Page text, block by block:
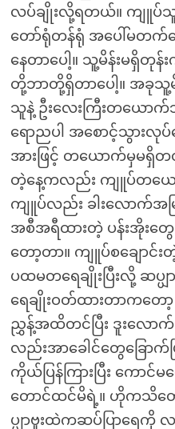
လပ်ချိုးလို့ရတယ်။ ကျူပ်
တော်ရုံတန်ရုံ အပေါ်မတက်
နေတာပေါ့။ သူ့မိန်းမရှိ
တို့ဘာတို့ရှိတာပေါ့။ အခုသူ့မိ
သူနဲ့ ဦးလေးကြီးတယော
ရောညပါ အစောင့်သွားလု
အားဖြင့် တယောက်မှမရှိတ
တဲ့နေ့ကလည်း ကျူပ်တယေ
ကျူပ်လည်း ခါးလောက်အမြ
အစီအရီထားတဲ့ ပန်းအိုးတွေ
တော့တာ။ ကျူပ်စချောင်
ပထမတရေချိုးပြီးလို့ ဆပ္ပ
ရေချိုးဝတ်ထားတာကတ
ညွှန့်အထိတင်ပြီး ဒူးလော
လည်းအာခေါင်တွေခြော
ကိုယ်ပြန်ကြားပြီး ကောင်မ
တောင်ထင်မိရဲ့။ ဟိုကသိတ
ပ္ပျာဗူးထဲကဆပ်ပြာရေ